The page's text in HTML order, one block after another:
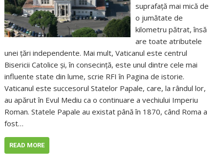
suprafață mai mică de
o jumătate de
kilometru pătrat, însă
are toate atributele
unei țări independente. Mai mult, Vaticanul este centrul
Bisericii Catolice și, în consecință, este unul dintre cele mai
influente state din lume, scrie RFI în Pagina de istorie.
Vaticanul este succesorul Statelor Papale, care, la rândul lor,
au apărut în Evul Mediu ca o continuare a vechiului Imperiu
Roman. Statele Papale au existat până în 1870, când Roma a
fost…
READ MORE